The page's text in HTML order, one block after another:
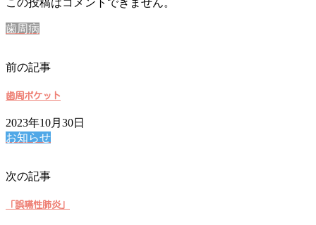
歯周病
前の記事
歯周ポケット
2023年10月30日
お知らせ
次の記事
「誤嚥性肺炎」